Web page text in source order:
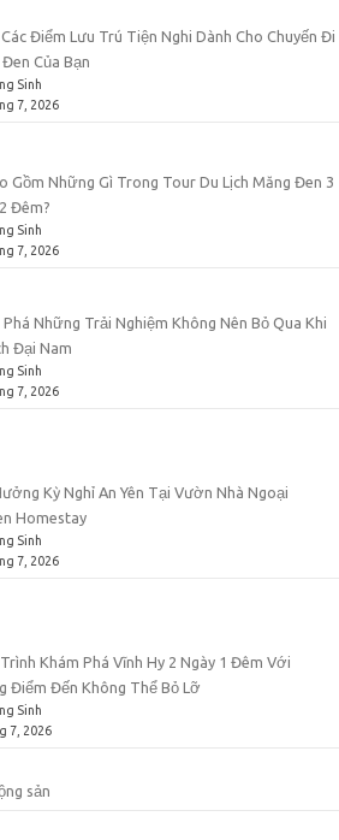
Điểm Lưu Trú Tiện Nghi Dành Cho Chuyến Đi
Của Bạn
Sinh
7, 2026
Gồm Những Gì Trong Tour Du Lịch Măng Đen 3
Đêm?
Sinh
7, 2026
Phá Những Trải Nghiệm Không Nên Bỏ Qua Khi
Đại Nam
Sinh
7, 2026
Kỳ Nghỉ An Yên Tại Vườn Nhà Ngoại
Homestay
Sinh
7, 2026
Khám Phá Vĩnh Hy 2 Ngày 1 Đêm Với
Điểm Đến Không Thể Bỏ Lỡ
Sinh
7, 2026
sản